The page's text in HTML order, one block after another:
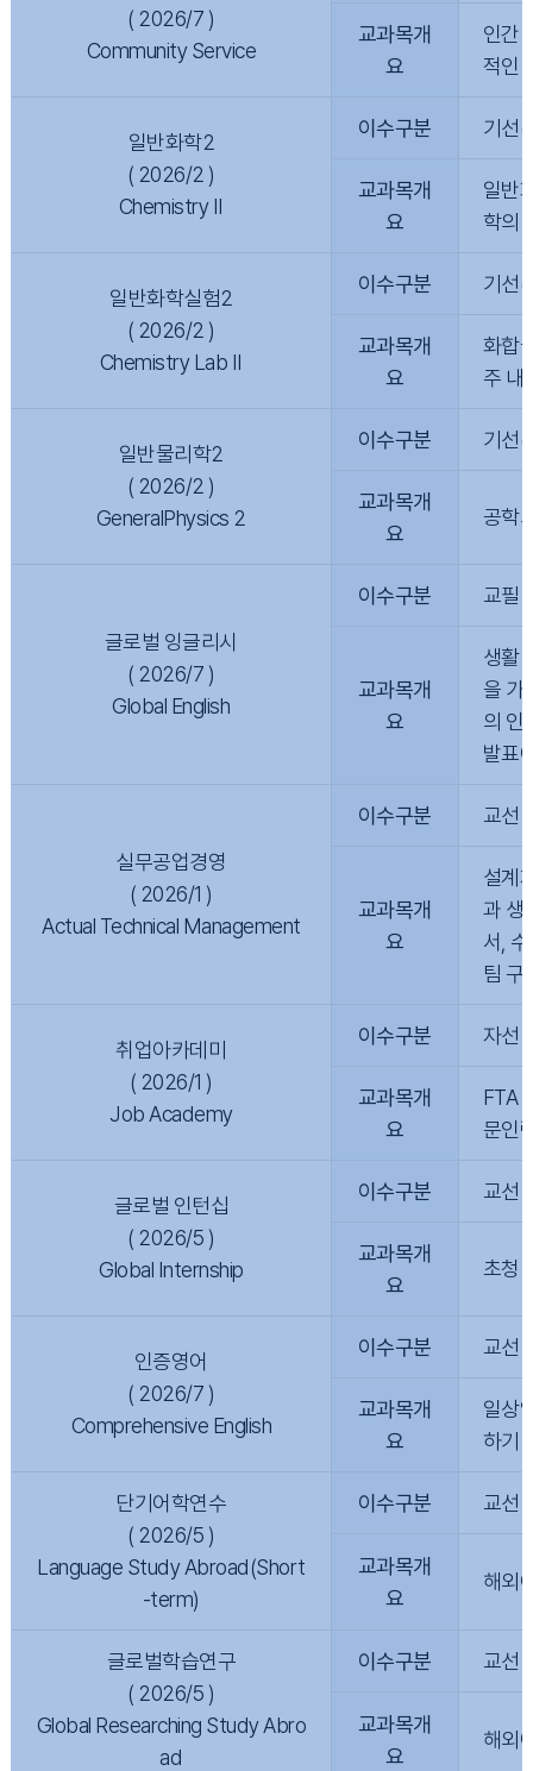
( 2026/7 )
Community Service
교과목개
요
인간
적인
일반화학2
( 2026/2 )
Chemistry II
이수구분 기선(
교과목개
요
일반
학의
일반화학실험2
( 2026/2 )
Chemistry Lab II
이수구분 기선(
교과목개
요
화합
주 내
일반물리학2
( 2026/2 )
GeneralPhysics 2
이수구분 기선(
교과목개
요
공학
글로벌 잉글리시
( 2026/7 )
Global English
이수구분 교필
교과목개
요
생활
을 가
의 인
발표
실무공업경영
( 2026/1 )
Actual Technical Management
이수구분 교선
교과목개
요
설계
과 생
서,
팀 구
취업아카데미
( 2026/1 )
Job Academy
이수구분 자선
교과목개
요
FTA
문인
글로벌 인턴십
( 2026/5 )
Global Internship
이수구분 교선
교과목개
요
초청
인증영어
( 2026/7 )
Comprehensive English
이수구분 교선
교과목개
요
일상
하기
단기어학연수
( 2026/5 )
Language Study Abroad(Short
-term)
이수구분 교선
교과목개
요
해외
글로벌학습연구
( 2026/5 )
Global Researching Study Abro
ad
이수구분 교선
교과목개
요
해외